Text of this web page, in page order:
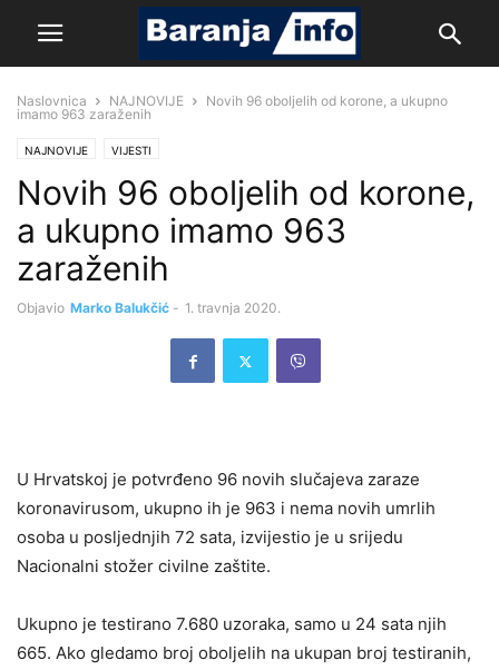
Naslovnica NAJNOVIJE
Novih 96 oboljelih od korone, a ukupno
imamo 963 zaraženih
NAJNOVIJE VIJESTI
Novih 96 oboljelih od korone,
a ukupno imamo 963
zaraženih
Objavio Marko Balukčić - 1. travnja 2020.
U Hrvatskoj je potvrđeno 96 novih slučajeva zaraze
koronavirusom, ukupno ih je 963 i nema novih umrlih
osoba u posljednjih 72 sata, izvijestio je u srijedu
Nacionalni stožer civilne zaštite.
Ukupno je testirano 7.680 uzoraka, samo u 24 sata njih
665. Ako gledamo broj oboljelih na ukupan broj testiranih,